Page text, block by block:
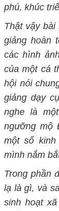
phú, khúc
Thật vậy
giảng hoàn
các hình
của một cá
hội nói
giảng dạy
nghe là
ngưỡng mộ
một số kinh
mình nắm
Trong phần
lạ là gì, và
sinh hoạt